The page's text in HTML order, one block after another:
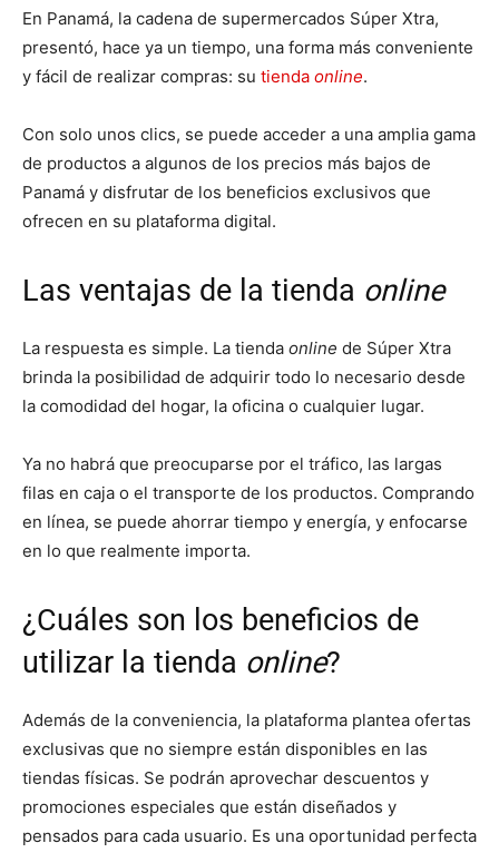
En Panamá, la cadena de supermercados Súper Xtra,
presentó, hace ya un tiempo, una forma más conveniente
y fácil de realizar compras: su tienda online.
Con solo unos clics, se puede acceder a una amplia gama
de productos a algunos de los precios más bajos de
Panamá y disfrutar de los beneficios exclusivos que
ofrecen en su plataforma digital.
Las ventajas de la tienda online
La respuesta es simple. La tienda online de Súper Xtra
brinda la posibilidad de adquirir todo lo necesario desde
la comodidad del hogar, la oficina o cualquier lugar.
Ya no habrá que preocuparse por el tráfico, las largas
filas en caja o el transporte de los productos. Comprando
en línea, se puede ahorrar tiempo y energía, y enfocarse
en lo que realmente importa.
¿Cuáles son los beneficios de
utilizar la tienda online?
Además de la conveniencia, la plataforma plantea ofertas
exclusivas que no siempre están disponibles en las
tiendas físicas. Se podrán aprovechar descuentos y
promociones especiales que están diseñados y
pensados para cada usuario. Es una oportunidad perfecta